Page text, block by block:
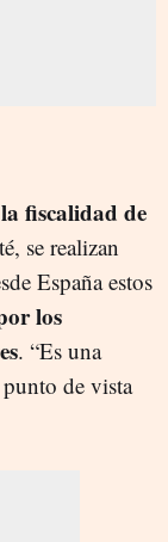
fiscalidad de
se realizan
España estos
los
. “Es una
de vista